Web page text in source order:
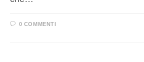
0 COMMENTI